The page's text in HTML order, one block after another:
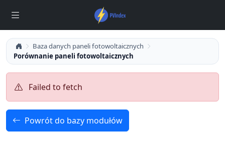
Baza danych paneli fotowoltaicznych
Porównanie paneli fotowoltaicznych
Failed to fetch
Powrót do bazy modułów